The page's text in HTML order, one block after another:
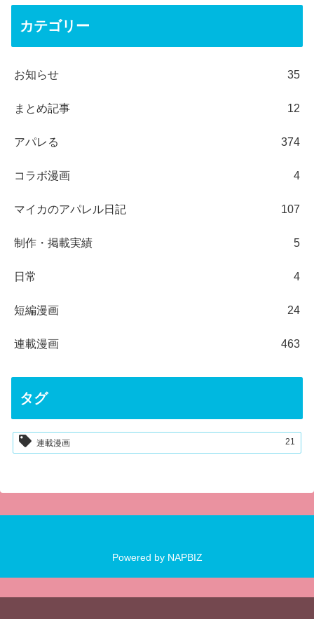
カテゴリー
お知らせ 35
まとめ記事 12
アパレる 374
コラボ漫画 4
マイカのアパレル日記 107
制作・掲載実績 5
日常 4
短編漫画 24
連載漫画 463
タグ
連載漫画 21
Powered by NAPBIZ